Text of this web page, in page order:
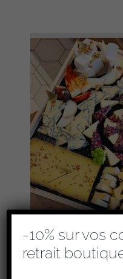
PLATEAUX DE
-10% sur vos
retrait